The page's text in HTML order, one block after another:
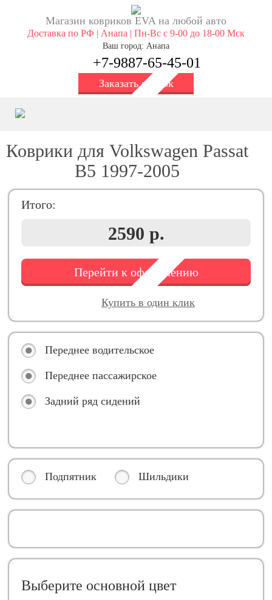
Магазин ковриков EVA ​на любой авто
Доставка по РФ | Анапа | Пн-Вс с 9-00 до 18-00 Мск
Ваш город: Анапа
+7-9887-65-45-01
Заказать звонок
Коврики для Volkswagen Passat
B5 1997-2005
Итого:
2590 р.
Перейти к оформлению
Купить в один клик
Переднее водительское
Переднее пассажирское
Задний ряд сидений
Подпятник Шильдики
Выберите oсновной цвет